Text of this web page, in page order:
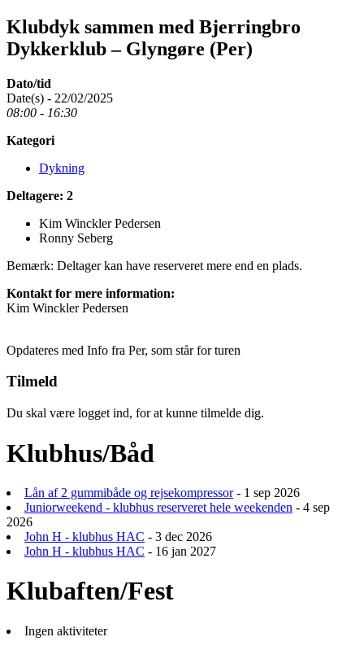
Klubdyk sammen med Bjerringbro
Dykkerklub – Glyngøre (Per)
Dato/tid
Date(s) - 22/02/2025
08:00 - 16:30
Kategori
Dykning
Deltagere: 2
Kim Winckler Pedersen
Ronny Seberg
Bemærk: Deltager kan have reserveret mere end en plads.
Kontakt for mere information:
Kim Winckler Pedersen
Opdateres med Info fra Per, som står for turen
Tilmeld
Du skal være logget ind, for at kunne tilmelde dig.
Klubhus/Båd
Lån af 2 gummibåde og rejsekompressor- 1 sep 2026
Juniorweekend - klubhus reserveret hele weekenden - 4 sep
2026
John H - klubhus HAC - 3 dec 2026
John H - klubhus HAC - 16 jan 2027
Klubaften/Fest
Ingen aktiviteter